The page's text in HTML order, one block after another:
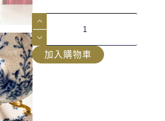
加入購物車